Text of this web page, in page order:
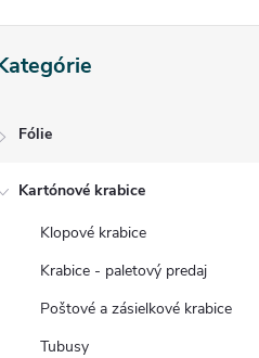
Fólie
Kartónové krabice
Klopové krabice
Krabice - paletový predaj
Poštové a zásielkové krabice
Tubusy